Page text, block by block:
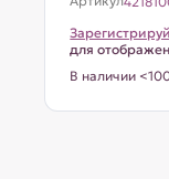
для
В наличии